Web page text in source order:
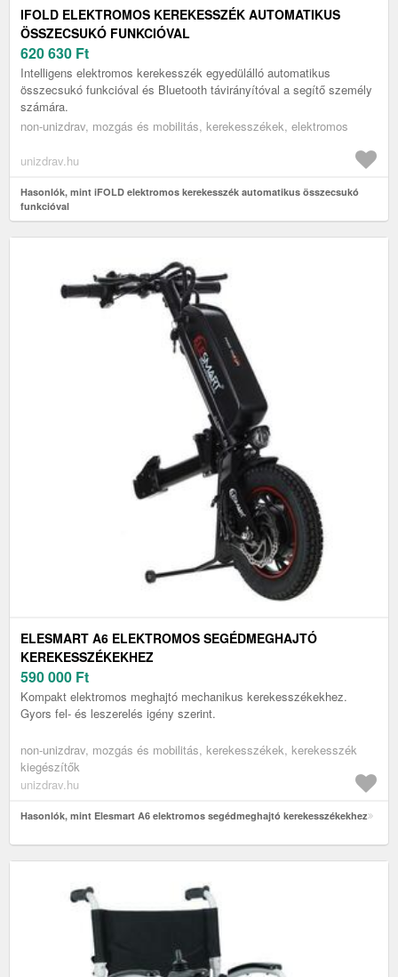
IFOLD ELEKTROMOS KEREKESSZÉK AUTOMATIKUS
ÖSSZECSUKÓ FUNKCIÓVAL
620 630 Ft
Intelligens elektromos kerekesszék egyedülálló automatikus
összecsukó funkcióval és Bluetooth távirányítóval a segítő személy
számára.
non-unizdrav, mozgás és mobilitás, kerekesszékek, elektromos
unizdrav.hu
Hasonlók, mint iFOLD elektromos kerekesszék automatikus összecsukó
funkcióval
ELESMART A6 ELEKTROMOS SEGÉDMEGHAJTÓ
KEREKESSZÉKEKHEZ
590 000 Ft
Kompakt elektromos meghajtó mechanikus kerekesszékekhez.
Gyors fel- és leszerelés igény szerint.
non-unizdrav, mozgás és mobilitás, kerekesszékek, kerekesszék
kiegészítők
unizdrav.hu
Hasonlók, mint Elesmart A6 elektromos segédmeghajtó kerekesszékekhez